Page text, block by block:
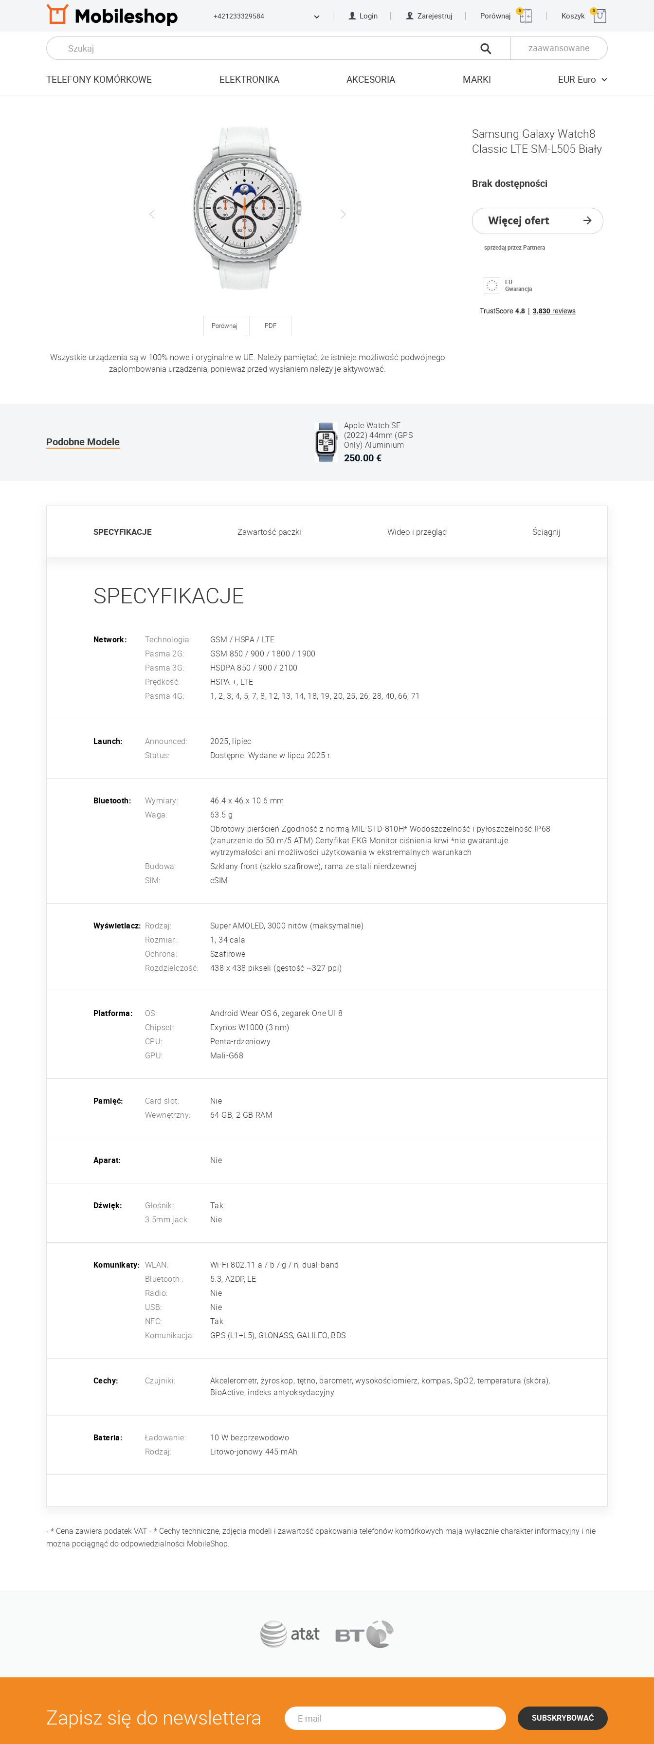
+421233329584 Login Zarejestruj Porównaj
0
Koszyk
0
zaawansowane
TELEFONY KOMÓRKOWE ELEKTRONIKA AKCESORIA MARKI EUR Euro
Porównaj PDF
Wszystkie urządzenia są w 100% nowe i oryginalne w UE. Należy pamiętać, że istnieje możliwość podwójnego
zaplombowania urządzenia, ponieważ przed wysłaniem należy je aktywować.
Samsung Galaxy Watch8
Classic LTE SM-L505 Biały
Brak dostępności
Więcej ofert
sprzedaj przez Partnera
EU
Gwarancja
Podobne Modele
Apple Watch SE
(2022) 44mm (GPS
Only) Aluminium
Case Silver Sport
Loop Winter
250.00 €
SPECYFIKACJE Zawartość paczki Wideo i przegląd Ściągnij
SPECYFIKACJE
Network: Technologia:
GSM / HSPA / LTE
Pasma 2G:
GSM 850 / 900 / 1800 / 1900
Pasma 3G:
HSDPA 850 / 900 / 2100
Prędkość:
HSPA +, LTE
Pasma 4G:
1, 2, 3, 4, 5, 7, 8, 12, 13, 14, 18, 19, 20, 25, 26, 28, 40, 66, 71
Launch: Announced:
2025, lipiec
Status:
Dostępne. Wydane w lipcu 2025 r.
Bluetooth: Wymiary:
46.4 x 46 x 10.6 mm
Waga:
63.5 g
Obrotowy pierścień Zgodność z normą MIL-STD-810H* Wodoszczelność i pyłoszczelność IP68
(zanurzenie do 50 m/5 ATM) Certyfikat EKG Monitor ciśnienia krwi *nie gwarantuje
wytrzymałości ani możliwości użytkowania w ekstremalnych warunkach
Budowa:
Szklany front (szkło szafirowe), rama ze stali nierdzewnej
SIM:
eSIM
Wyświetlacz: Rodzaj:
Super AMOLED, 3000 nitów (maksymalnie)
Rozmiar:
1, 34 cala
Ochrona:
Szafirowe
Rozdzielczość:
438 x 438 pikseli (gęstość ~327 ppi)
Platforma: OS:
Android Wear OS 6, zegarek One UI 8
Chipset:
Exynos W1000 (3 nm)
CPU:
Penta-rdzeniowy
GPU:
Mali-G68
Pamięć: Card slot:
Nie
Wewnętrzny:
64 GB, 2 GB RAM
Aparat: Nie
Dźwięk: Głośnik:
Tak
3.5mm jack:
Nie
Komunikaty: WLAN:
Wi-Fi 802.11 a / b / g / n, dual-band
Bluetooth :
5.3, A2DP, LE
Radio:
Nie
USB:
Nie
NFC:
Tak
Komunikacja:
GPS (L1+L5), GLONASS, GALILEO, BDS
Cechy: Czujniki:
Akcelerometr, żyroskop, tętno, barometr, wysokościomierz, kompas, SpO2, temperatura (skóra),
BioActive, indeks antyoksydacyjny
Bateria: Ładowanie:
10 W bezprzewodowo
Rodzaj:
Litowo-jonowy 445 mAh
- * Cena zawiera podatek VAT - * Cechy techniczne, zdjęcia modeli i zawartość opakowania telefonów komórkowych mają wyłącznie charakter informacyjny i nie
można pociągnąć do odpowiedzialności MobileShop.
Zapisz się do newslettera SUBSKRYBOWAĆ